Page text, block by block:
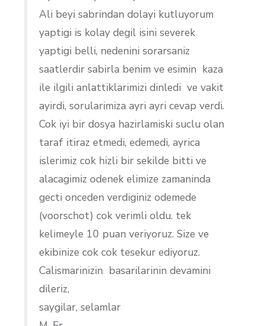
Ali beyi sabrindan dolayi kutluyorum
yaptigi is kolay degil isini severek
yaptigi belli, nedenini sorarsaniz
saatlerdir sabirla benim ve esimin kaza
ile ilgili anlattiklarimizi dinledi ve vakit
ayirdi, sorularimiza ayri ayri cevap verdi.
Cok iyi bir dosya hazirlamiski suclu olan
taraf itiraz etmedi, edemedi, ayrica
islerimiz cok hizli bir sekilde bitti ve
alacagimiz odenek elimize zamaninda
gecti onceden verdiginiz odemede
(voorschot) cok verimli oldu. tek
kelimeyle 10 puan veriyoruz. Size ve
ekibinize cok cok tesekur ediyoruz.
Calismarinizin basarilarinin devamini
dileriz,
saygilar, selamlar